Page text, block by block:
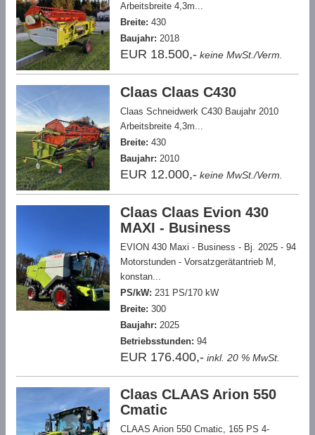
Arbeitsbreite 4,3m...
Breite: 430
Baujahr: 2018
EUR 18.500,- keine MwSt./Verm.
Claas Claas C430
Claas Schneidwerk C430 Baujahr 2010
Arbeitsbreite 4,3m...
Breite: 430
Baujahr: 2010
EUR 12.000,- keine MwSt./Verm.
Claas Claas Evion 430
MAXI - Business
EVION 430 Maxi - Business - Bj. 2025 - 94
Motorstunden - Vorsatzgerätantrieb M,
konstan...
PS/kW: 231 PS/170 kW
Breite: 300
Baujahr: 2025
Betriebsstunden: 94
EUR 176.400,- inkl. 20 % MwSt.
Claas CLAAS Arion 550
Cmatic
CLAAS Arion 550 Cmatic, 165 PS 4-